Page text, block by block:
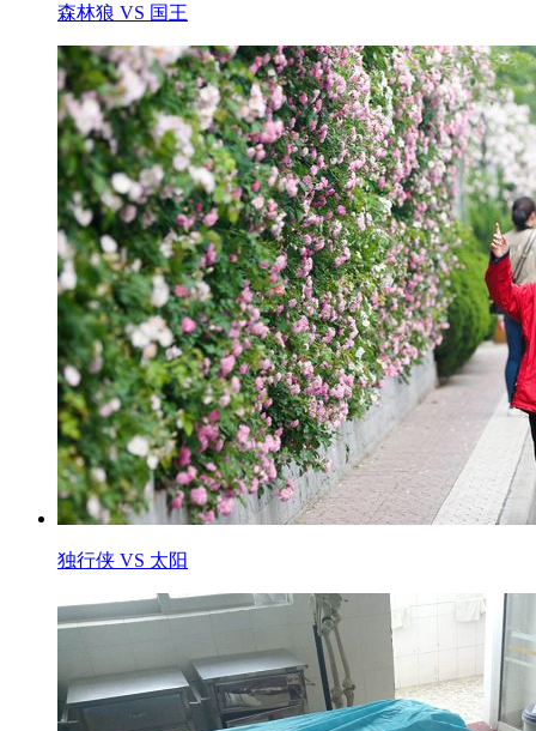
森林狼 VS 国王
独行侠 VS 太阳